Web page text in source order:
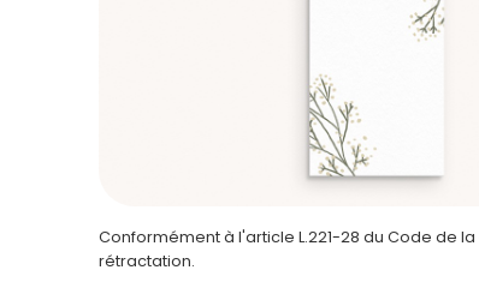
Conformément à l'article L.221-28 du Code de
rétractation.